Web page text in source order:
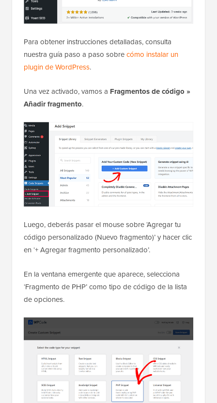
Para obtener instrucciones detalladas, consulta
nuestra guía paso a paso sobrecómo instalar un
plugin de WordPress.
Una vez activado, vamos a Fragmentos de código »
Añadir fragmento.
Luego, deberás pasar el mouse sobre ‘Agregar tu
código personalizado (Nuevo fragmento)’ y hacer clic
en ‘+ Agregar fragmento personalizado’.
En la ventana emergente que aparece, selecciona
‘Fragmento de PHP’ como tipo de código de la lista
de opciones.